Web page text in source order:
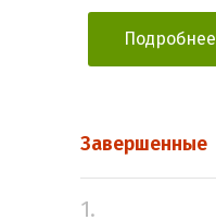
Подробнее
Завершенные
1.